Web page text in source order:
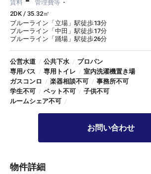
賃料 管理費等 -
2DK / 35.32㎡
ブルーライン「立場」駅徒歩13分
ブルーライン「中田」駅徒歩17分
ブルーライン「踊場」駅徒歩26分
公営水道 / 公共下水 / プロパン
専用バス / 専用トイレ / 室内洗濯機置き場
ガスコンロ / 楽器相談不可 / 事務所不可
学生不可 / ペット不可 / 子供不可
ルームシェア不可 /
お問い合わせ
物件詳細